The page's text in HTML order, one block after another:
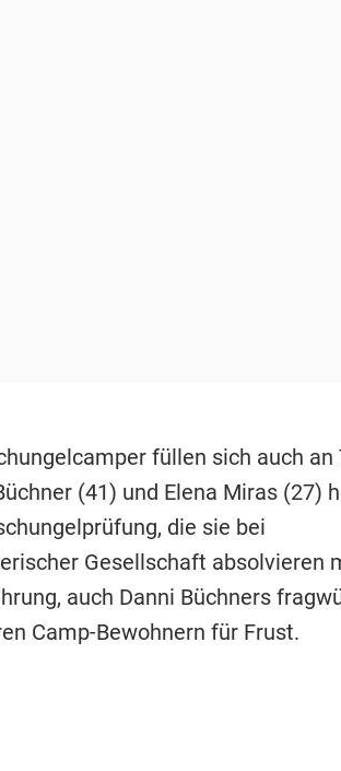
füllen sich auch an
(41) und Elena Miras (27)
die sie bei
Gesellschaft absolvieren
auch Danni Büchners
Camp-Bewohnern für Frust.